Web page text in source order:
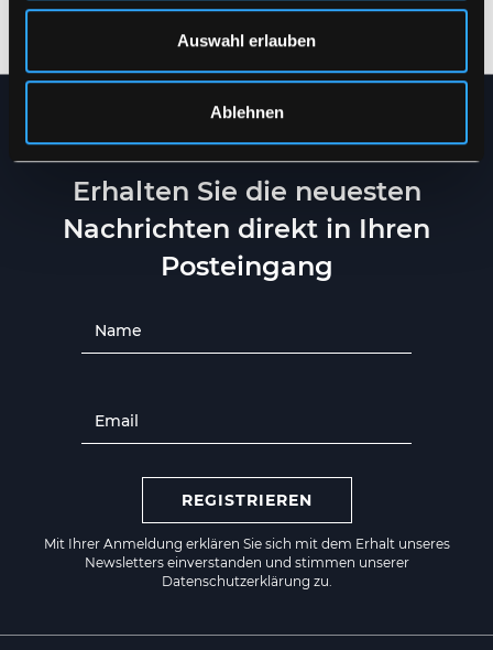
Auswahl erlauben
Ablehnen
XS - 5XL XS - 5XL
NEWSLETTER
Erhalten Sie die neuesten
Nachrichten direkt in Ihren
Posteingang
REGISTRIEREN
Mit Ihrer Anmeldung erklären Sie sich mit dem Erhalt unseres
Newsletters einverstanden und stimmen unserer
Datenschutzerklärung zu.